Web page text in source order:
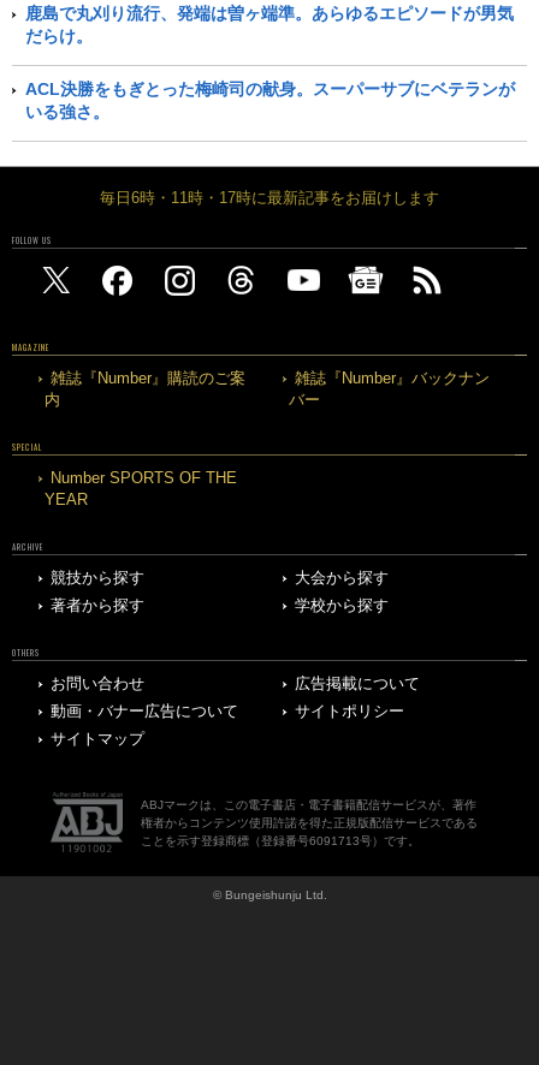
鹿島で丸刈り流行、発端は曽ヶ端準。あらゆるエピソードが男気
だらけ。
ACL決勝をもぎとった梅崎司の献身。スーパーサブにベテランが
いる強さ。
毎日6時・11時・17時に最新記事をお届けします
FOLLOW US
MAGAZINE
雑誌『Number』購読のご案
内
雑誌『Number』バックナン
バー
SPECIAL
Number SPORTS OF THE
YEAR
ARCHIVE
競技から探す
大会から探す
著者から探す
学校から探す
OTHERS
お問い合わせ
広告掲載について
動画・バナー広告について
サイトポリシー
サイトマップ
ABJマークは、この電子書店・電子書籍配信サービスが、著作
権者からコンテンツ使用許諾を得た正規版配信サービスである
ことを示す登録商標（登録番号6091713号）です。
© Bungeishunju Ltd.